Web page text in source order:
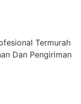
Termurah
Dan Pengiriman